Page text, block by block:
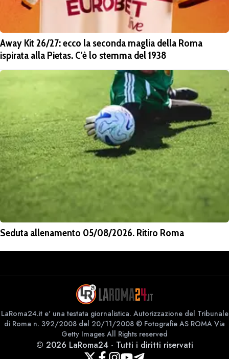
Away Kit 26/27: ecco la seconda maglia della Roma
ispirata alla Pietas. C'è lo stemma del 1938
Seduta allenamento 05/08/2026. Ritiro Roma
LaRoma24.it e' una testata giornalistica. Autorizzazione del Tribunale
di Roma n. 392/2008 del 20/11/2008 © Fotografie AS ROMA Via
Getty Images All Rights reserved
© 2026 LaRoma24- Tutti i diritti riservati